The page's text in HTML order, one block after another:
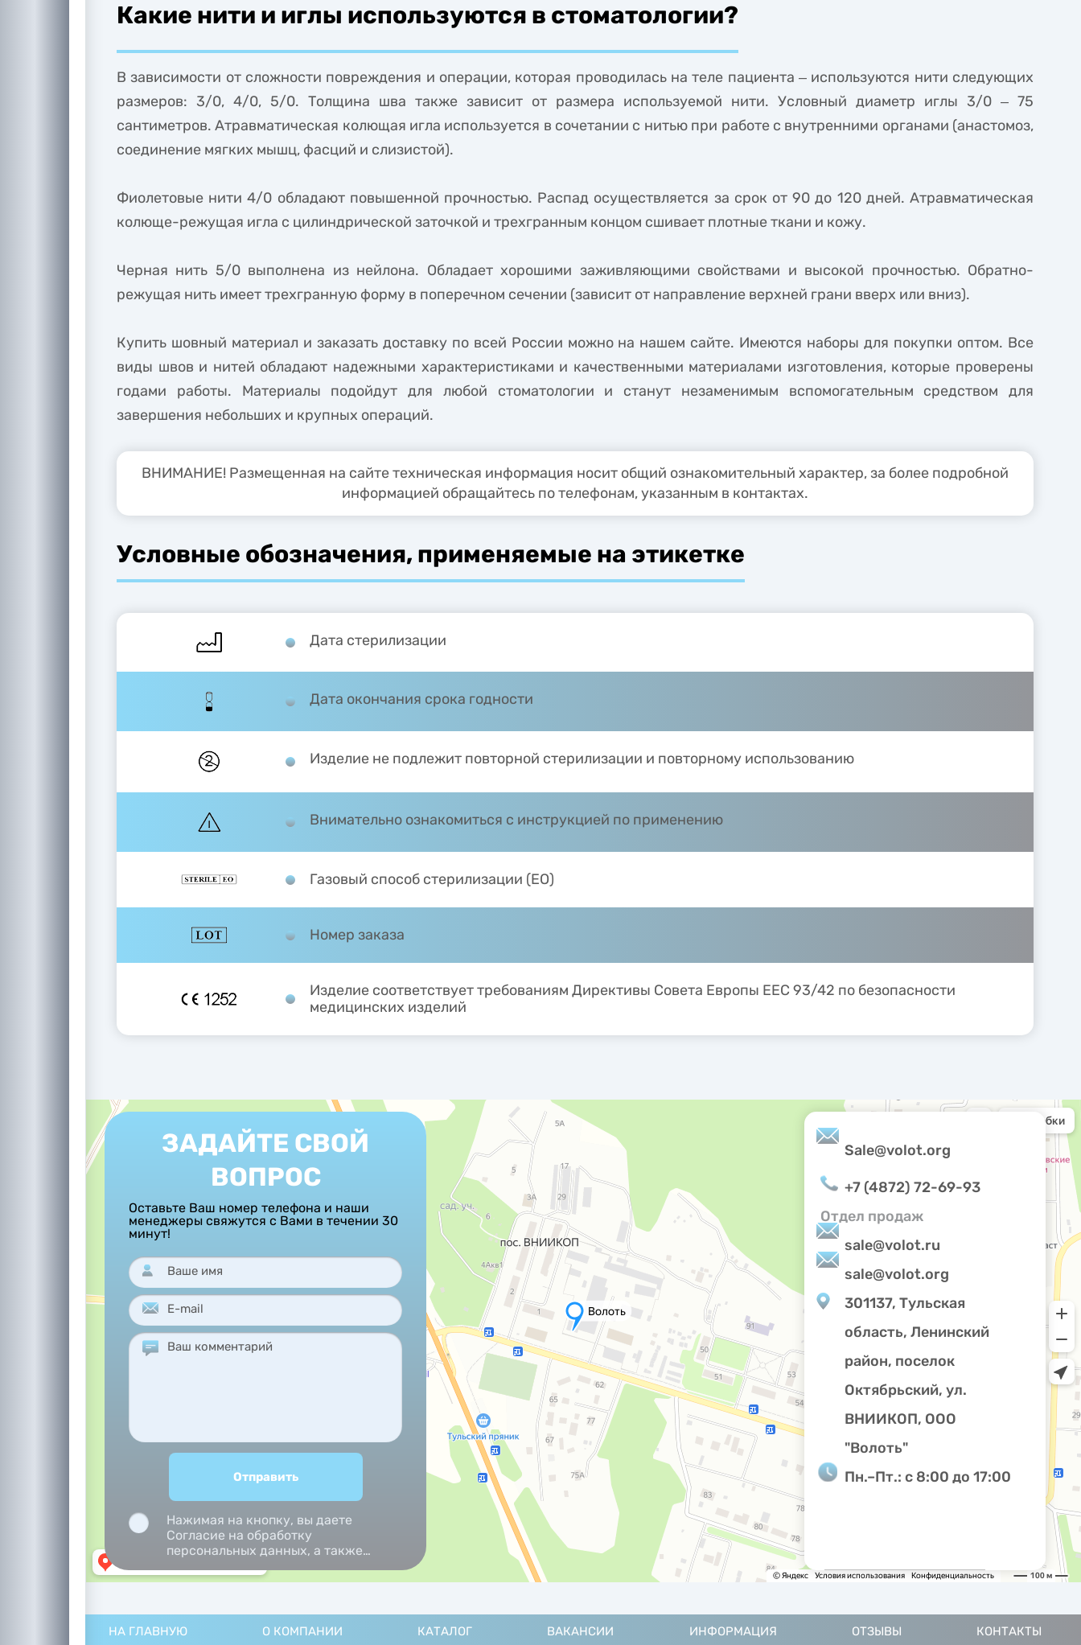
Какие нити и иглы используются в стоматологии?
В зависимости от сложности повреждения и операции, которая проводилась на теле пациента ‒ используются нити следующих
размеров: 3/0, 4/0, 5/0. Толщина шва также зависит от размера используемой нити. Условный диаметр иглы 3/0 ‒ 75
сантиметров. Атравматическая колющая игла используется в сочетании с нитью при работе с внутренними органами (анастомоз,
соединение мягких мышц, фасций и слизистой).
Фиолетовые нити 4/0 обладают повышенной прочностью. Распад осуществляется за срок от 90 до 120 дней. Атравматическая
колюще-режущая игла с цилиндрической заточкой и трехгранным концом сшивает плотные ткани и кожу.
Черная нить 5/0 выполнена из нейлона. Обладает хорошими заживляющими свойствами и высокой прочностью. Обратно-
режущая нить имеет трехгранную форму в поперечном сечении (зависит от направление верхней грани вверх или вниз).
Купить шовный материал и заказать доставку по всей России можно на нашем сайте. Имеются наборы для покупки оптом. Все
виды швов и нитей обладают надежными характеристиками и качественными материалами изготовления, которые проверены
годами работы. Материалы подойдут для любой стоматологии и станут незаменимым вспомогательным средством для
завершения небольших и крупных операций.
ВНИМАНИЕ! Размещенная на сайте техническая информация носит общий ознакомительный характер, за более подробной
информацией обращайтесь по телефонам, указанным в контактах.
Условные обозначения, применяемые на этикетке
Дата стерилизации
Дата окончания срока годности
Изделие не подлежит повторной стерилизации и повторному использованию
Внимательно ознакомиться с инструкцией по применению
Газовый способ стерилизации (EO)
Номер заказа
Изделие соответствует требованиям Директивы Совета Европы ЕЕС 93/42 по безопасности
медицинских изделий
ЗАДАЙТЕ СВОЙ
ВОПРОС
Оставьте Ваш номер телефона и наши
менеджеры свяжутся с Вами в течении 30
минут!
Нажимая на кнопку, вы даете
Согласие на обработку
персональных данных, а также
персональных данных
Sale@volot.org
+7 (4872) 72-69-93
Отдел продаж
sale@volot.ru
sale@volot.org
301137, Тульская
область, Ленинский
район, поселок
Октябрьский, ул.
ВНИИКОП, ООО
"Волоть"
Пн.–Пт.: с 8:00 до 17:00
НА ГЛАВНУЮ О КОМПАНИИ КАТАЛОГ ВАКАНСИИ ИНФОРМАЦИЯ ОТЗЫВЫ КОНТАКТЫ